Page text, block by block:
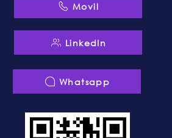
Movil
LinkedIn
Whatsapp